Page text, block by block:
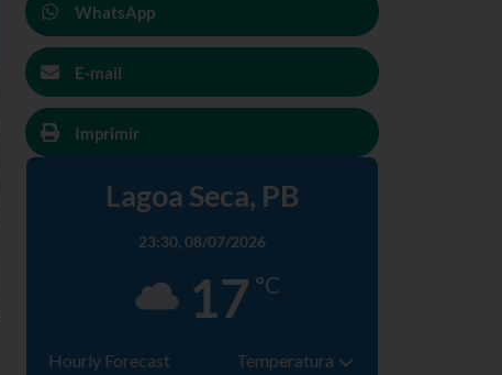
WhatsApp
E-mail
Imprimir
Lagoa Seca, PB
23:30, 08/07/2026
17 °C
Hourly Forecast